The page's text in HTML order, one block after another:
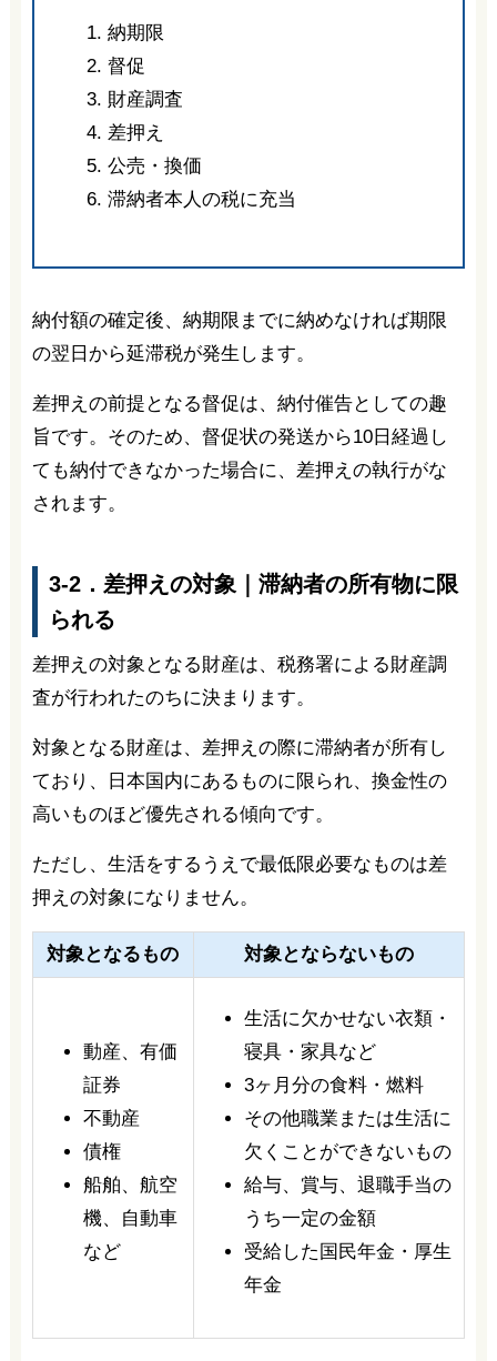
納期限
督促
財産調査
差押え
公売・換価
滞納者本人の税に充当
納付額の確定後、納期限までに納めなければ期限
の翌日から延滞税が発生します。
差押えの前提となる督促は、納付催告としての趣
旨です。そのため、督促状の発送から10日経過し
ても納付できなかった場合に、差押えの執行がな
されます。
3-2．差押えの対象｜滞納者の所有物に限
られる
差押えの対象となる財産は、税務署による財産調
査が行われたのちに決まります。
対象となる財産は、差押えの際に滞納者が所有し
ており、日本国内にあるものに限られ、換金性の
高いものほど優先される傾向です。
ただし、生活をするうえで最低限必要なものは差
押えの対象になりません。
対象となるもの 対象とならないもの
動産、有価
証券
不動産
債権
船舶、航空
機、自動車
など
生活に欠かせない衣類・
寝具・家具など
3ヶ月分の食料・燃料
その他職業または生活に
欠くことができないもの
給与、賞与、退職手当の
うち一定の金額
受給した国民年金・厚生
年金